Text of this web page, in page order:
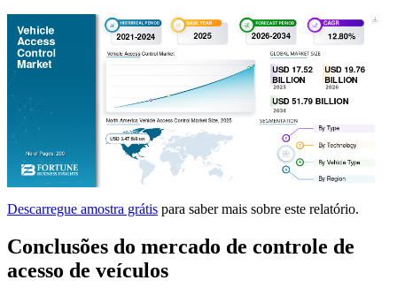
Descarregue amostra grátis para saber mais sobre este relatório.
Conclusões do mercado de controle de
acesso de veículos